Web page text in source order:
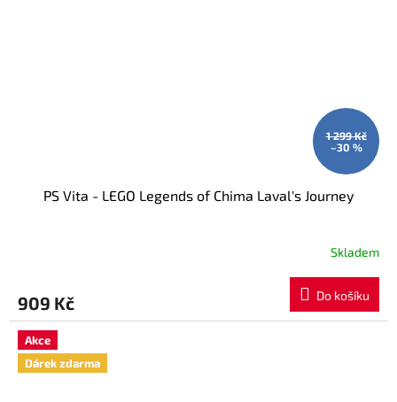
1 299 Kč
–30 %
PS Vita - LEGO Legends of Chima Laval's Journey
Skladem
909 Kč Do košíku
Akce
Dárek zdarma